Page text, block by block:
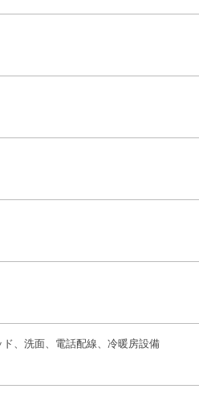
、洗面、電話配線、冷暖房設備